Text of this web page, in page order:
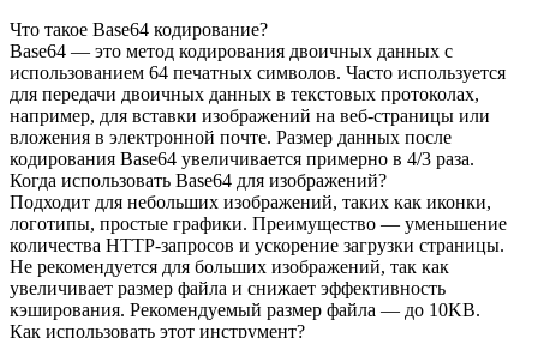
Что такое Base64 кодирование?
Base64 — это метод кодирования двоичных данных с
использованием 64 печатных символов. Часто используется
для передачи двоичных данных в текстовых протоколах,
например, для вставки изображений на веб-страницы или
вложения в электронной почте. Размер данных после
кодирования Base64 увеличивается примерно в 4/3 раза.
Когда использовать Base64 для изображений?
Подходит для небольших изображений, таких как иконки,
логотипы, простые графики. Преимущество — уменьшение
количества HTTP-запросов и ускорение загрузки страницы.
Не рекомендуется для больших изображений, так как
увеличивает размер файла и снижает эффективность
кэширования. Рекомендуемый размер файла — до 10KB.
Как использовать этот инструмент?